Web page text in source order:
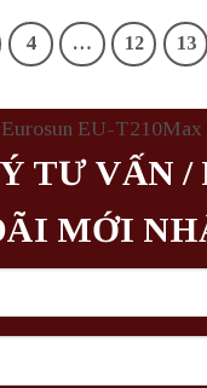
2.600.000₫.
4 … 12 13
TƯ VẤN /
MỚI